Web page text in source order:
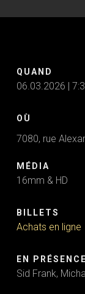
QUAND
06.03.2026 |
OÙ
7080, rue
MÉDIA
16mm & HD
BILLETS
Achats en ligne
EN
Sid Frank,